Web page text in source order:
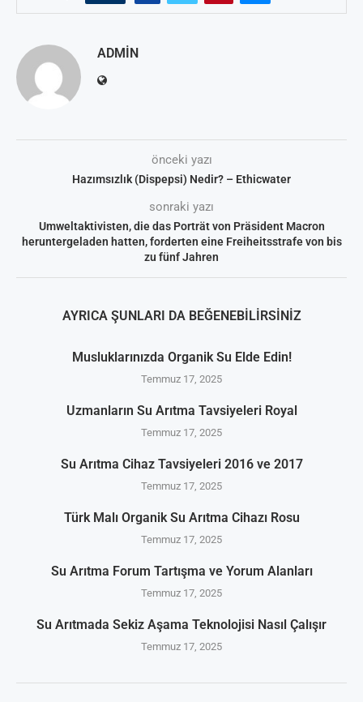
ADMIN
önceki yazı
Hazımsızlık (Dispepsi) Nedir? – Ethicwater
sonraki yazı
Umweltaktivisten, die das Porträt von Präsident Macron
heruntergeladen hatten, forderten eine Freiheitsstrafe von bis
zu fünf Jahren
AYRICA ŞUNLARI DA BEĞENEBILIRSINIZ
Musluklarınızda Organik Su Elde Edin!
Temmuz 17, 2025
Uzmanların Su Arıtma Tavsiyeleri Royal
Temmuz 17, 2025
Su Arıtma Cihaz Tavsiyeleri 2016 ve 2017
Temmuz 17, 2025
Türk Malı Organik Su Arıtma Cihazı Rosu
Temmuz 17, 2025
Su Arıtma Forum Tartışma ve Yorum Alanları
Temmuz 17, 2025
Su Arıtmada Sekiz Aşama Teknolojisi Nasıl Çalışır
Temmuz 17, 2025